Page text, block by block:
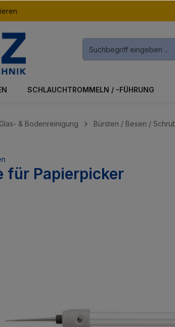
SCHLAUCHTROMMELN / -FÜHRUNG
Glas- & Bodenreinigung Bürsten / Besen /
von 0 von 5 Sternen
für Papierpicker